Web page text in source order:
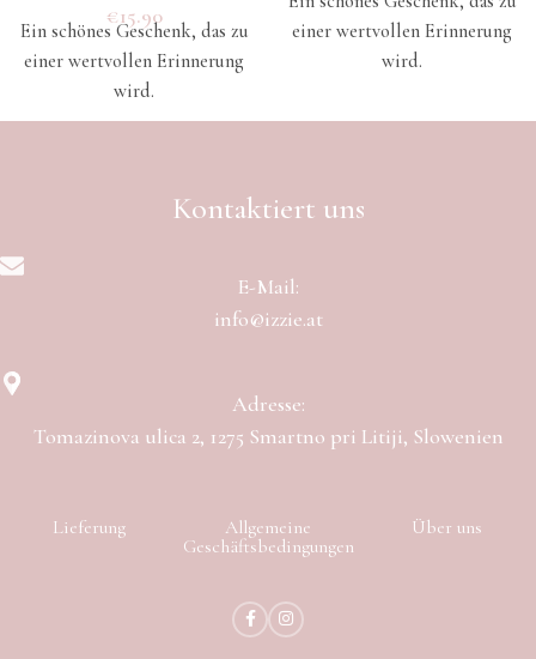
€15.90
Ein schönes Geschenk, das zu
einer wertvollen Erinnerung
wird.
einer wertvollen Erinnerung
wird.
Kontaktiert uns
E-Mail:
info@izzie.at
Adresse:
Tomazinova ulica 2, 1275 Smartno pri Litiji, Slowenien
Lieferung
Allgemeine
Geschäftsbedingungen
Über uns